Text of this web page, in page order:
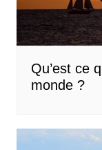
Qu’est ce
monde ?